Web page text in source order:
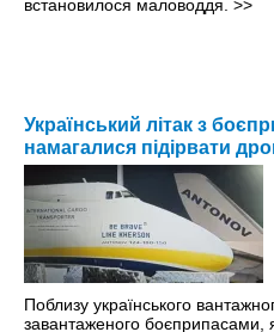
встановилося маловоддя. >>
Український літак з
намагалися підірвати
Поблизу українського
завантаженого боєприпасами,